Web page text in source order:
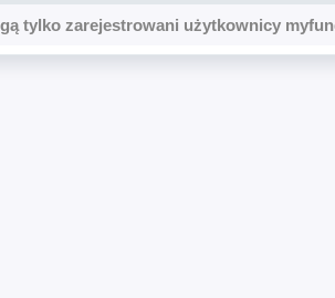
tylko zarejestrowani użytkownicy